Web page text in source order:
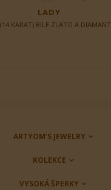
LADY
KARAT) BILE ZLATO A DIAMANT
ARTYOM’S JEWELRY
KOLEKCE
VYSOKÁ ŠPERKY